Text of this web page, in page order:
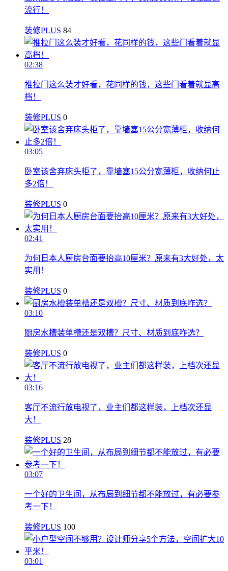
流行！
装修PLUS 84
02:38
推拉门这么装才好看，花同样的钱，这些门看着就显高
档！
装修PLUS 0
03:05
卧室该舍弃床头柜了，靠墙塞15公分宽薄柜，收纳何止
多2倍！
装修PLUS 0
02:41
为何日本人厨房台面要抬高10厘米？原来有3大好处，太
实用！
装修PLUS 0
03:10
厨房水槽装单槽还是双槽？尺寸、材质到底咋选？
装修PLUS 0
03:16
客厅不流行放电视了，业主们都这样装，上档次还显
大！
装修PLUS 28
03:07
一个好的卫生间，从布局到细节都不能放过，有必要参
考一下！
装修PLUS 100
03:01